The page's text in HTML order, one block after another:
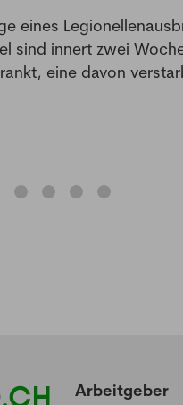
eines
sind innert zwei
eine davon
Arbeitgeber